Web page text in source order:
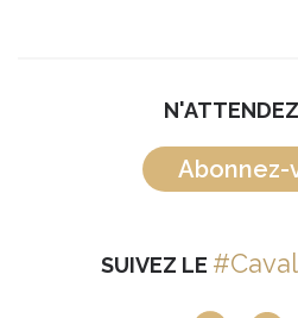
Abonnez-
SUIVEZ LE